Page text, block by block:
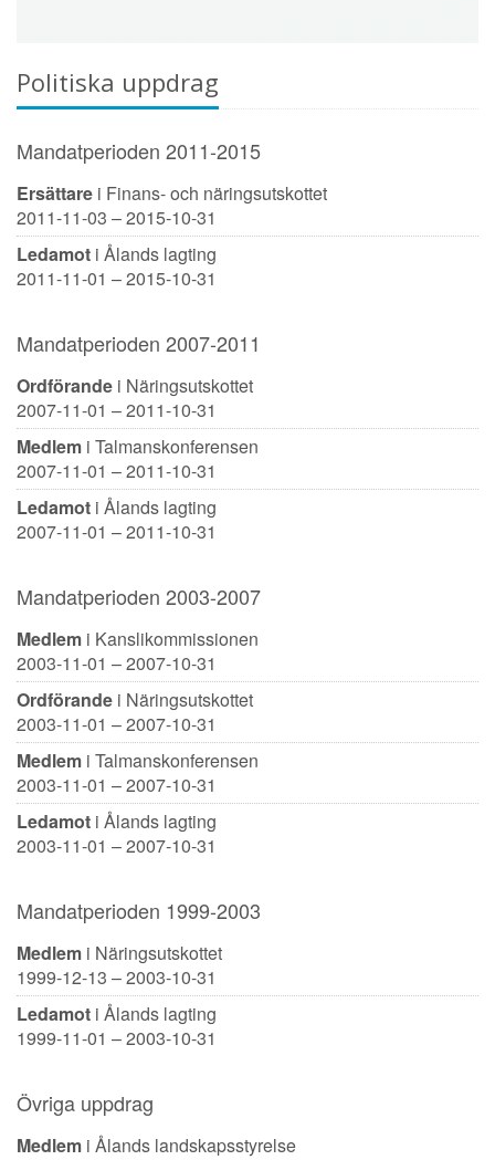
Politiska uppdrag
Mandatperioden 2011-2015
Ersättare i Finans- och näringsutskottet
2011-11-03 – 2015-10-31
Ledamot i Ålands lagting
2011-11-01 – 2015-10-31
Mandatperioden 2007-2011
Ordförande i Näringsutskottet
2007-11-01 – 2011-10-31
Medlem i Talmanskonferensen
2007-11-01 – 2011-10-31
Ledamot i Ålands lagting
2007-11-01 – 2011-10-31
Mandatperioden 2003-2007
Medlem i Kanslikommissionen
2003-11-01 – 2007-10-31
Ordförande i Näringsutskottet
2003-11-01 – 2007-10-31
Medlem i Talmanskonferensen
2003-11-01 – 2007-10-31
Ledamot i Ålands lagting
2003-11-01 – 2007-10-31
Mandatperioden 1999-2003
Medlem i Näringsutskottet
1999-12-13 – 2003-10-31
Ledamot i Ålands lagting
1999-11-01 – 2003-10-31
Övriga uppdrag
Medlem i Ålands landskapsstyrelse